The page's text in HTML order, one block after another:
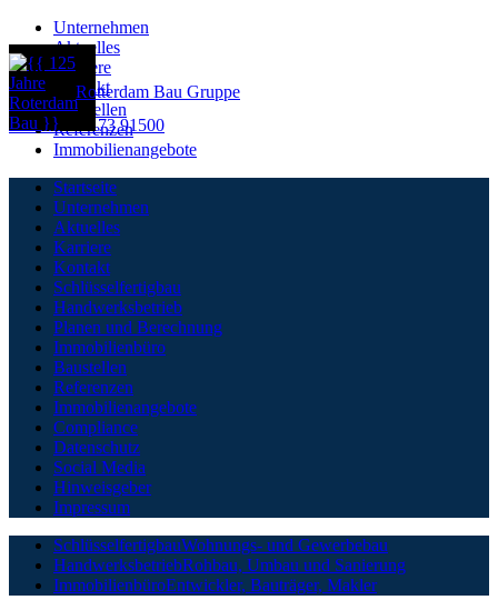
Unternehmen
Aktuelles
Karriere
Kontakt
Telefon: 02173 91500
Menü
Rotterdam Bau Gruppe
Baustellen
Referenzen
Immobilienangebote
Startseite
Unternehmen
Aktuelles
Karriere
Kontakt
Schlüsselfertigbau
Handwerksbetrieb
Planen und Berechnung
Immobilienbüro
Baustellen
Referenzen
Immobilienangebote
Compliance
Datenschutz
Social Media
Hinweisgeber
Impressum
SchlüsselfertigbauWohnungs- und Gewerbebau
HandwerksbetriebRohbau, Umbau und Sanierung
ImmobilienbüroEntwickler, Bauträger, Makler